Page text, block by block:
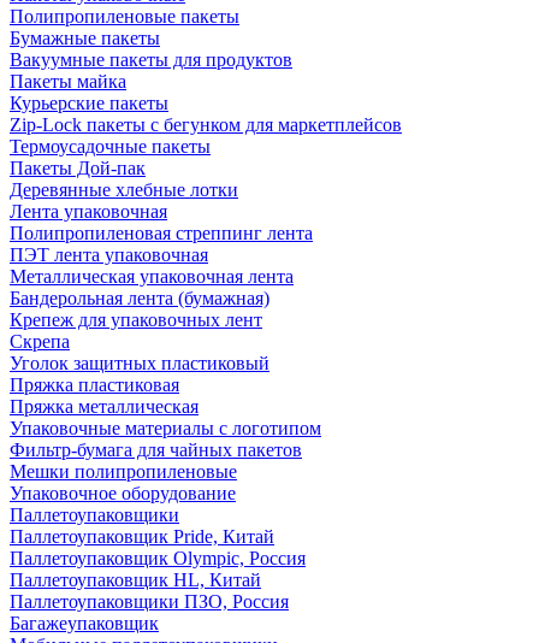
Полипропиленовые пакеты
Бумажные пакеты
Вакуумные пакеты для продуктов
Пакеты майка
Курьерские пакеты
Zip-Lock пакеты с бегунком для маркетплейсов
Термоусадочные пакеты
Пакеты Дой-пак
Деревянные хлебные лотки
Лента упаковочная
Полипропиленовая стреппинг лента
ПЭТ лента упаковочная
Металлическая упаковочная лента
Бандерольная лента (бумажная)
Крепеж для упаковочных лент
Скрепа
Уголок защитных пластиковый
Пряжка пластиковая
Пряжка металлическая
Упаковочные материалы с логотипом
Фильтр-бумага для чайных пакетов
Мешки полипропиленовые
Упаковочное оборудование
Паллетоупаковщики
Паллетоупаковщик Pride, Китай
Паллетоупаковщик Olympic, Россия
Паллетоупаковщик HL, Китай
Паллетоупаковщики ПЗО, Россия
Багажеупаковщик